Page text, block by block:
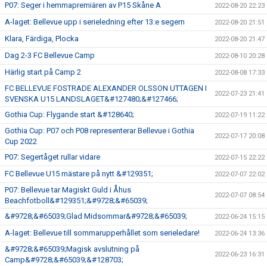
P07: Seger i hemmapremiären av P15 Skåne A 2022-08-20 22:23
A-laget: Bellevue upp i serieledning efter 13:e segern 2022-08-20 21:51
Klara, Färdiga, Plocka 2022-08-20 21:47
Dag 2-3 FC Bellevue Camp 2022-08-10 20:28
Härlig start på Camp 2 2022-08-08 17:33
FC BELLEVUE FOSTRADE ALEXANDER OLSSON UTTAGEN I
SVENSKA U15 LANDSLAGET&#127480;&#127466;
2022-07-23 21:41
Gothia Cup: Flygande start &#128640; 2022-07-19 11:22
Gothia Cup: P07 och P08 representerar Bellevue i Gothia
Cup 2022
2022-07-17 20:08
P07: Segertåget rullar vidare 2022-07-15 22:22
FC Bellevue U15 mästare på nytt &#129351; 2022-07-07 22:02
P07: Bellevue tar Magiskt Guld i Åhus
Beachfotboll&#129351;&#9728;&#65039;
2022-07-07 08:54
&#9728;&#65039;Glad Midsommar&#9728;&#65039; 2022-06-24 15:15
A-laget: Bellevue till sommarupperhållet som serieledare! 2022-06-24 13:36
&#9728;&#65039;Magisk avslutning på
Camp&#9728;&#65039;&#128703;
2022-06-23 16:31